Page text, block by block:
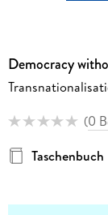
Democracy
(0
Taschenbuch